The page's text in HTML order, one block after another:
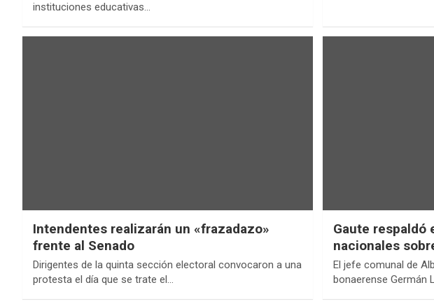
instituciones educativas…
Intendentes realizarán un «frazadazo»
frente al Senado
Dirigentes de la quinta sección electoral convocaron a una
protesta el día que se trate el…
Gaute respaldó
nacionales
El jefe comunal de
bonaerense Germán